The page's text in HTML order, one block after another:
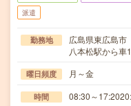
派遣
勤務地
広島県東広島市
八本松駅から車
曜日頻度 月～金
時間 08:30～